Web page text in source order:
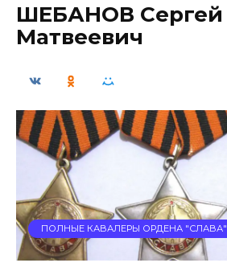
ШЕБАНОВ Сергей
Матвеевич
ПОЛНЫЕ КАВАЛЕРЫ ОРДЕНА "СЛАВА"